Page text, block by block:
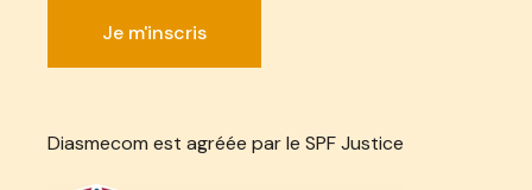
Diasmecom est agréée par le SPF Justice